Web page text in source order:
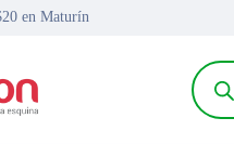
en Maturín